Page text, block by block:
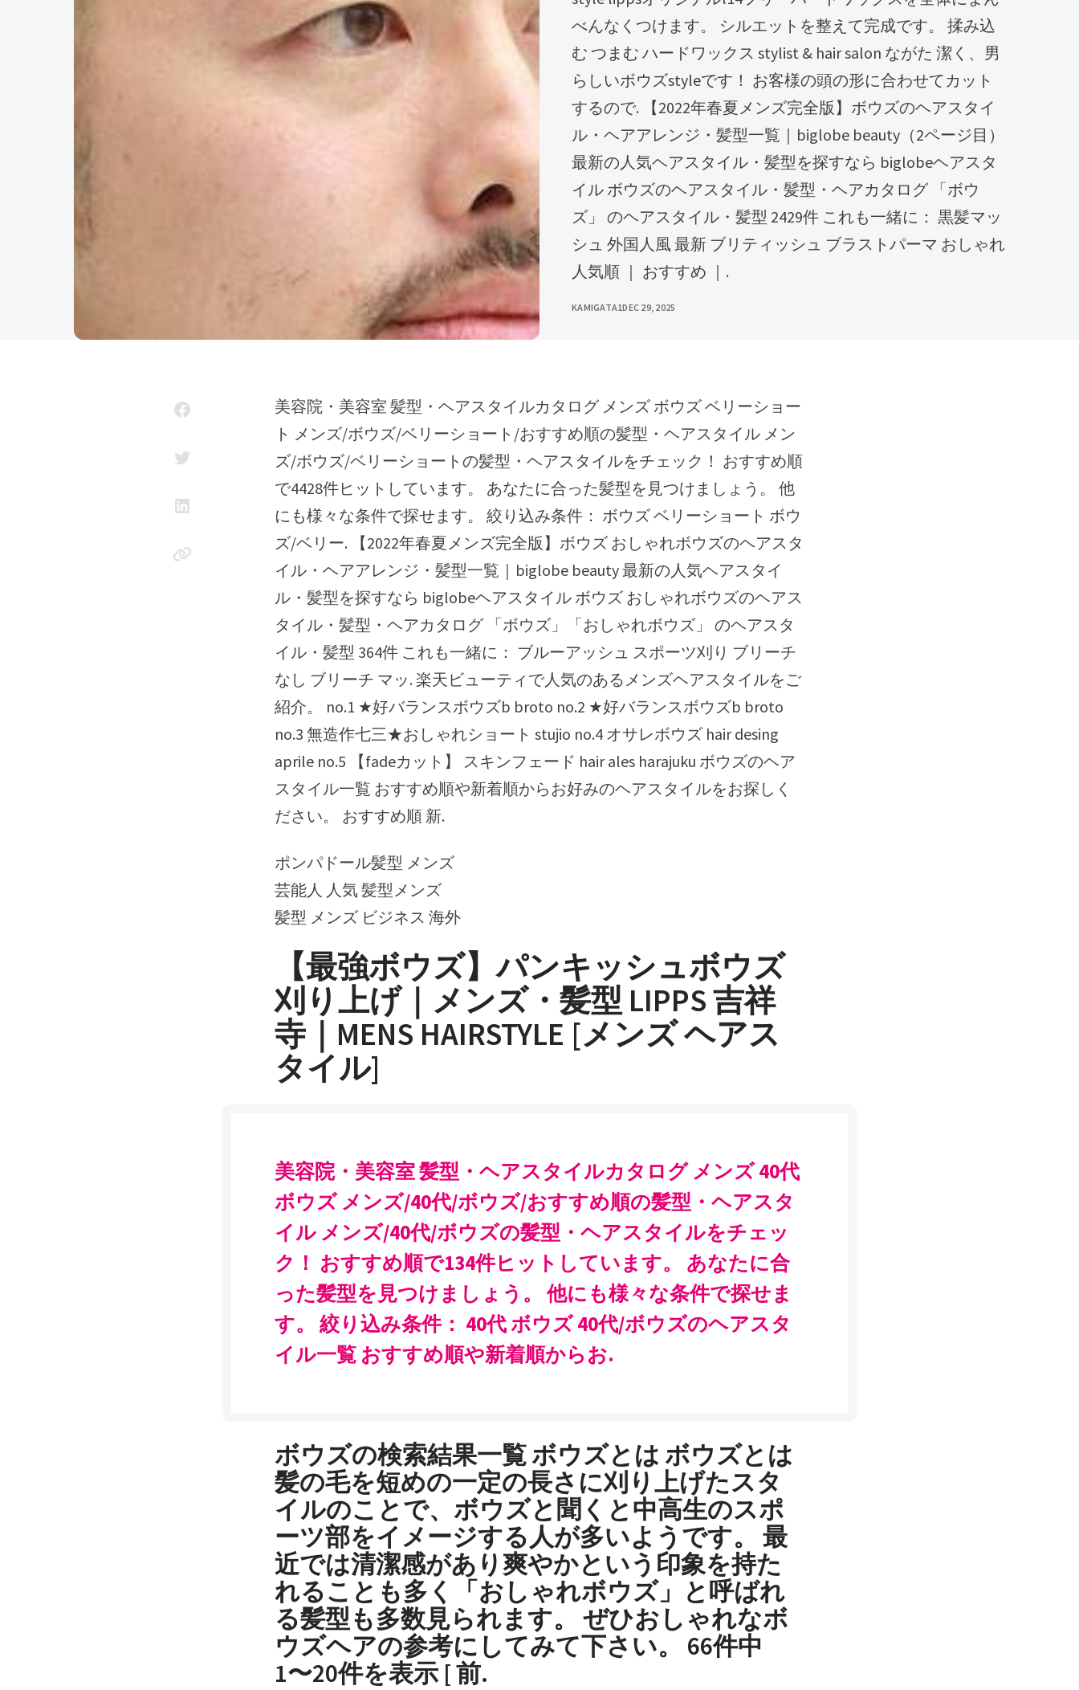
べんなくつけます。 シルエットを整えて完成です。 揉み込
む つまむ ハードワックス stylist & hair salon ながた 潔く、男
らしいボウズstyleです！ お客様の頭の形に合わせてカット
するので. 【2022年春夏メンズ完全版】ボウズのヘアスタイ
ル・ヘアアレンジ・髪型一覧｜biglobe beauty（2ページ目）
最新の人気ヘアスタイル・髪型を探すなら biglobeヘアスタ
イル ボウズのヘアスタイル・髪型・ヘアカタログ 「ボウ
ズ」 のヘアスタイル・髪型 2429件 これも一緒に： 黒髪マッ
シュ 外国人風 最新 ブリティッシュ ブラストパーマ おしゃれ
人気順 ｜ おすすめ ｜.
KAMIGATA1DEC 29, 2025
美容院・美容室 髪型・ヘアスタイルカタログ メンズ ボウズ ベリーショー
ト メンズ/ボウズ/ベリーショート/おすすめ順の髪型・ヘアスタイル メン
ズ/ボウズ/ベリーショートの髪型・ヘアスタイルをチェック！ おすすめ順
で4428件ヒットしています。 あなたに合った髪型を見つけましょう。 他
にも様々な条件で探せます。 絞り込み条件： ボウズ ベリーショート ボウ
ズ/ベリー. 【2022年春夏メンズ完全版】ボウズ おしゃれボウズのヘアスタ
イル・ヘアアレンジ・髪型一覧｜biglobe beauty 最新の人気ヘアスタイ
ル・髪型を探すなら biglobeヘアスタイル ボウズ おしゃれボウズのヘアス
タイル・髪型・ヘアカタログ 「ボウズ」「おしゃれボウズ」 のヘアスタ
イル・髪型 364件 これも一緒に： ブルーアッシュ スポーツ刈り ブリーチ
なし ブリーチ マッ. 楽天ビューティで人気のあるメンズヘアスタイルをご
紹介。 no.1 ★好バランスボウズb broto no.2 ★好バランスボウズb broto
no.3 無造作七三★おしゃれショート stujio no.4 オサレボウズ hair desing
aprile no.5 【fadeカット】 スキンフェード hair ales harajuku ボウズのヘア
スタイル一覧 おすすめ順や新着順からお好みのヘアスタイルをお探しく
ださい。 おすすめ順 新.
ポンパドール髪型 メンズ
芸能人 人気 髪型メンズ
髪型 メンズ ビジネス 海外
【最強ボウズ】パンキッシュボウズ
刈り上げ｜メンズ・髪型 LIPPS 吉祥
寺｜MENS HAIRSTYLE [メンズ ヘアス
タイル]
美容院・美容室 髪型・ヘアスタイルカタログ メンズ 40代
ボウズ メンズ/40代/ボウズ/おすすめ順の髪型・ヘアスタ
イル メンズ/40代/ボウズの髪型・ヘアスタイルをチェッ
ク！ おすすめ順で134件ヒットしています。 あなたに合
った髪型を見つけましょう。 他にも様々な条件で探せま
す。 絞り込み条件： 40代 ボウズ 40代/ボウズのヘアスタ
イル一覧 おすすめ順や新着順からお.
ボウズの検索結果一覧 ボウズとは ボウズとは
髪の毛を短めの一定の長さに刈り上げたスタ
イルのことで、ボウズと聞くと中高生のスポ
ーツ部をイメージする人が多いようです。 最
近では清潔感があり爽やかという印象を持た
れることも多く「おしゃれボウズ」と呼ばれ
る髪型も多数見られます。 ぜひおしゃれなボ
ウズヘアの参考にしてみて下さい。 66件中
1〜20件を表示 [ 前.